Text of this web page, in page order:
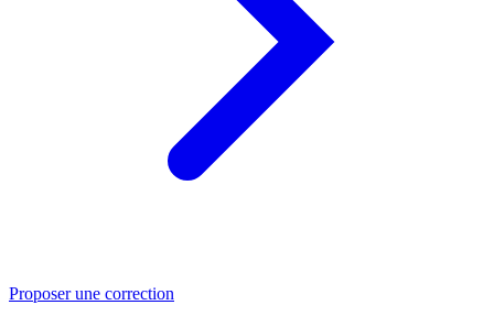
Proposer une correction